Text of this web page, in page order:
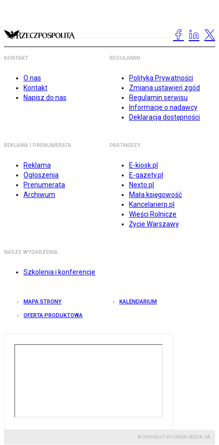
KONTAKT
O nas
Kontakt
Napisz do nas
REGULAMIN
Polityka Prywatności
Zmiana ustawień zgód
Regulamin serwisu
Informacje o nadawcy
Deklaracja dostępności
REKLAMA I PRENUMERATA
Reklama
Ogłoszenia
Prenumerata
Archiwum
PARTNERZY
E-kiosk.pl
E-gazety.pl
Nexto.pl
Mała księgowość
Kancelarierp.pl
Wieści Rolnicze
Życie Warszawy
NASZE WYDARZENIA
Szkolenia i konferencje
MAPA STRONY KALENDARIUM
OFERTA PRODUKTOWA
© COPYRIGHT BY GREMI MEDIA SA